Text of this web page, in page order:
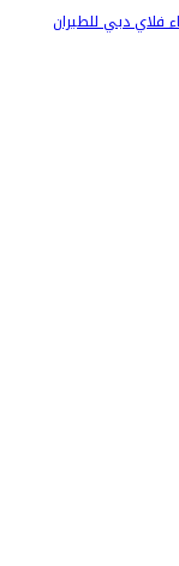
فلاي دبي للطيران